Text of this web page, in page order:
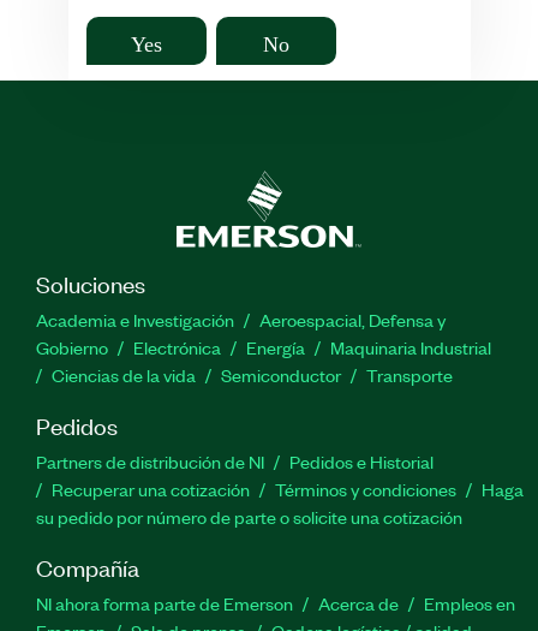
Yes No
Soluciones
Academia e Investigación
Aeroespacial, Defensa y
Gobierno
Electrónica Energía
Maquinaria Industrial
Ciencias de la vida
Semiconductor Transporte
Pedidos
Partners de distribución de NI
Pedidos e Historial
Recuperar una cotización
Términos y condiciones
Haga
su pedido por número de parte o solicite una cotización
Compañía
NI ahora forma parte de Emerson Acerca de
Empleos en